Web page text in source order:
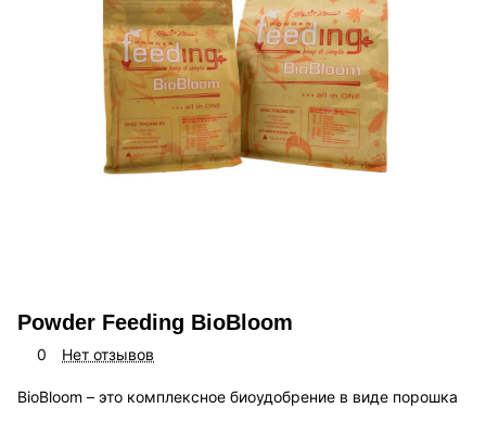
Powder Feeding BioBloom
0 Нет отзывов
BioBloom – это комплексное биоудобрение в виде порошка